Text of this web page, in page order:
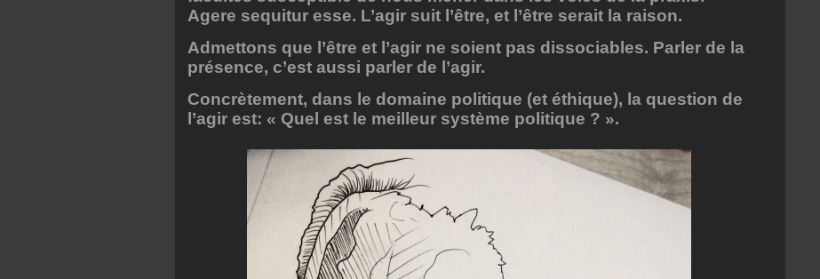
Agere sequitur esse. L’agir suit l’être, et l’être serait la raison.
Admettons que l’être et l’agir ne soient pas dissociables. Parler de la
présence, c’est aussi parler de l’agir.
Concrètement, dans le domaine politique (et éthique), la question de
l’agir est: « Quel est le meilleur système politique ? ».